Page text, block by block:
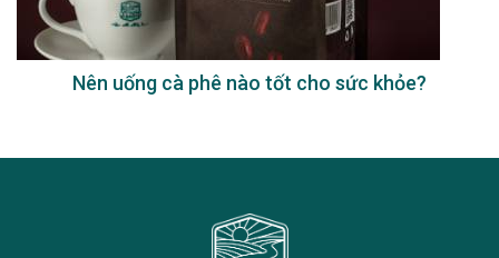
Nên uống cà phê nào tốt cho sức khỏe?